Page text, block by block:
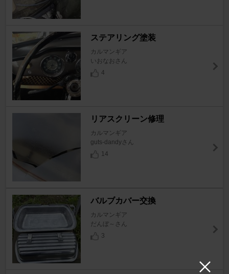
ステアリング塗装
カルマンギア
いおなおさん
4
リアスクリーン修理
カルマンギア
guts-dandyさん
14
バルブカバー交換
カルマンギア
だんぼ～さん
3